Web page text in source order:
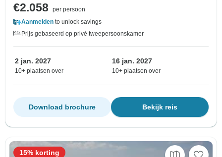
€2.058
per persoon
Aanmelden to unlock savings
Prijs gebaseerd op privé tweepersoonskamer
2 jan. 2027
10+ plaatsen over
16 jan. 2027
10+ plaatsen over
Bekijk reis
Download brochure
15% korting